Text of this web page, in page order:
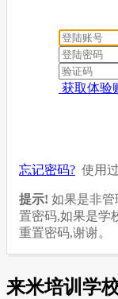
获取体验
忘记密码? 使用
提示! 如果是非
置密码,如果是学
重置密码,谢谢。
来米培训学